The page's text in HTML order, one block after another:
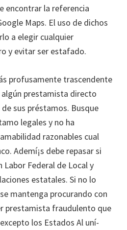
encontrar la referencia
Maps. El uso de dichos
a elegir cualquier
y evitar ser estafado.
profusamente trascendente
prestamista directo
sus préstamos. Busque
legales y no ha
razonables cual
Ademí¡s debe repasar si
Federal de Local y
estatales. Si no lo
mantenga procurando con
prestamista fraudulento que
los Estados Al uní­